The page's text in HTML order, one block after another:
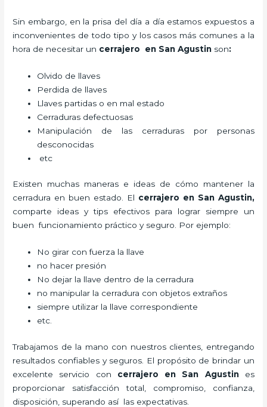
Sin embargo, en la prisa del día a día estamos expuestos a
inconvenientes de todo tipo y los casos más comunes a la
hora de necesitar un cerrajero en San Agustin son:
Olvido de llaves
Perdida de llaves
Llaves partidas o en mal estado
Cerraduras defectuosas
Manipulación de las cerraduras por personas
desconocidas
etc
Existen muchas maneras e ideas de cómo mantener la
cerradura en buen estado. El cerrajero en San Agustin,
comparte ideas y tips efectivos para lograr siempre un
buen funcionamiento práctico y seguro. Por ejemplo:
No girar con fuerza la llave
no hacer presión
No dejar la llave dentro de la cerradura
no manipular la cerradura con objetos extraños
siempre utilizar la llave correspondiente
etc.
Trabajamos de la mano con nuestros clientes, entregando
resultados confiables y seguros. El propósito de brindar un
excelente servicio con cerrajero en San Agustines
proporcionar satisfacción total, compromiso, confianza,
disposición, superando así las expectativas.